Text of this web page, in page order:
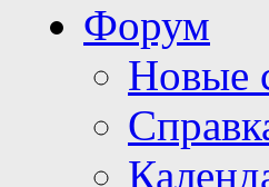
Форум
Новые